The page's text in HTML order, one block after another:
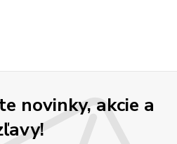
novinky, akcie a